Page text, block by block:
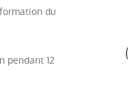
pression des
numérique et
du
pendant 12